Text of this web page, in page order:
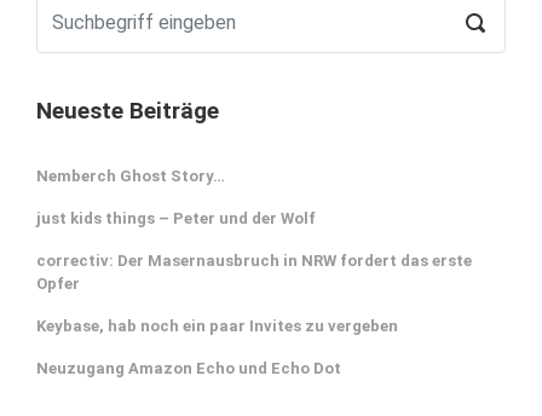
Neueste Beiträge
Nemberch Ghost Story…
just kids things – Peter und der Wolf
correctiv: Der Masernausbruch in NRW fordert das erste
Opfer
Keybase, hab noch ein paar Invites zu vergeben
Neuzugang Amazon Echo und Echo Dot